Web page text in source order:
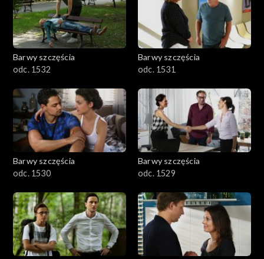
Barwy szczęścia
odc. 1532
Barwy szczęścia
odc. 1531
Barwy szczęścia
odc. 1530
Barwy szczęścia
odc. 1529